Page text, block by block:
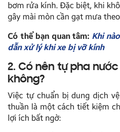
bơm rửa kính. Đặc biệt, khi
gây mài mòn cần gạt mưa
Có thể bạn quan tâm: Khi
dẫn xử lý khi xe bị vỡ kính
2. Có nên tự pha
không?
Việc tự chuẩn bị dung dịch
thuần là một cách tiết kiệm
lợi ích bất ngờ: